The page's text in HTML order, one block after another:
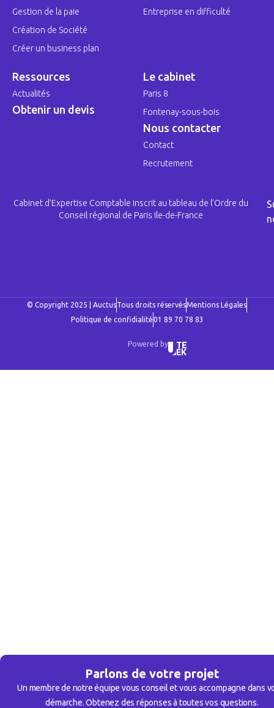
Parlons de votre projet
Un membre de notre équipe vous conseil et vous accompagne dans
démarche. Obtenez des réponses à toutes vos questions.
Gestion de la paie
Création de Société
Créer un business plan
Entreprise en difficulté
Ressources
Actualités
Obtenir un devis
Le cabinet
Paris 8
Fontenay-sous-bois
Nous contacter
Contact
Recrutement
Cabinet d’Expertise Comptable inscrit au tableau de l’Ordre du
Conseil régional de Paris Ile-de-France
© Copyright 2025 | AuctusTous droits réservésMentions Légales
Politique de confidialité01 89 70 78 83
Powered by